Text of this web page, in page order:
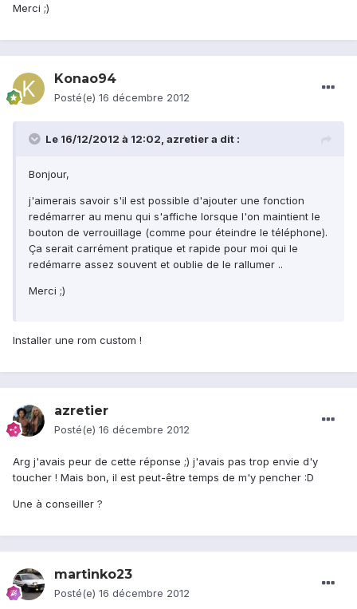
Merci ;)
Konao94
Posté(e) 16 décembre 2012
Le 16/12/2012 à 12:02, azretier a dit :
Bonjour,
j'aimerais savoir s'il est possible d'ajouter une fonction
redémarrer au menu qui s'affiche lorsque l'on maintient le
bouton de verrouillage (comme pour éteindre le téléphone).
Ça serait carrément pratique et rapide pour moi qui le
redémarre assez souvent et oublie de le rallumer ..
Merci ;)
Installer une rom custom !
azretier
Posté(e) 16 décembre 2012
Arg j'avais peur de cette réponse ;) j'avais pas trop envie d'y
toucher ! Mais bon, il est peut-être temps de m'y pencher :D
Une à conseiller ?
martinko23
Posté(e) 16 décembre 2012